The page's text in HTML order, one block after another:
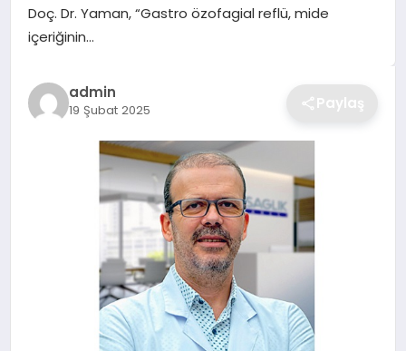
GÜNDEM
Doç. Dr. Yaman, “Gastro özofagial reflü, mide
içeriğinin…
admin
19 Şubat 2025 Paylaş